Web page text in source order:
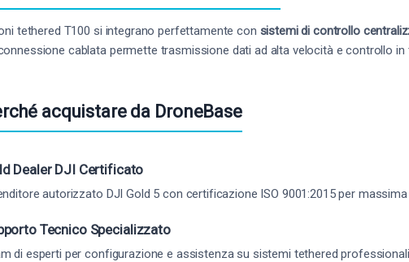
tethered T100 si integrano perfettamente con sistemi di controllo
cablata permette trasmissione dati ad alta velocità e controllo in
acquistare da DroneBase
Dealer DJI Certificato
autorizzato DJI Gold 5 con certificazione ISO 9001:2015 per massima
Tecnico Specializzato
di esperti per configurazione e assistenza su sistemi tethered professionali.